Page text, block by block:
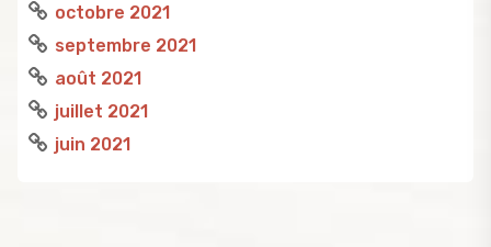
octobre 2021
septembre 2021
août 2021
juillet 2021
juin 2021